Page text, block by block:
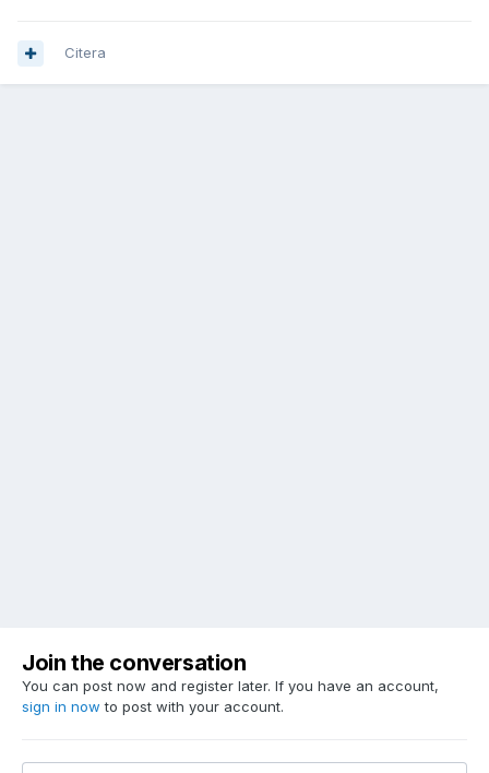
Citera
Join the conversation
You can post now and register later. If you have an account,
sign in now to post with your account.